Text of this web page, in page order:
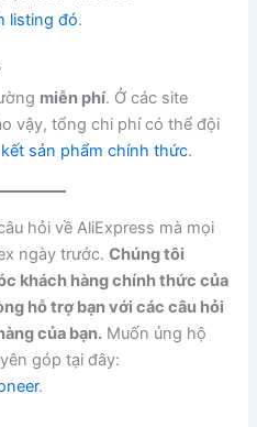
listing đó.
miễn phí. Ở các site
vậy, tổng chi phí có thể đội
kết sản phẩm chính thức.
hỏi về AliExpress mà mọi
ngày trước.Chúng tôi
khách hàng chính thức của
hỗ trợ bạn với các câu hỏi
của bạn. Muốn ủng hộ
góp tại đây:
.